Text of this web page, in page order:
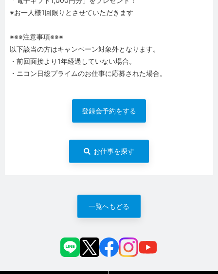
※お一人様1回限りとさせていただきます
※※※注意事項※※※
以下該当の方はキャンペーン対象外となります。
・前回面接より1年経過していない場合。
・ニコン日総プライムのお仕事に応募された場合。
登録会予約をする
お仕事を探す
一覧へもどる